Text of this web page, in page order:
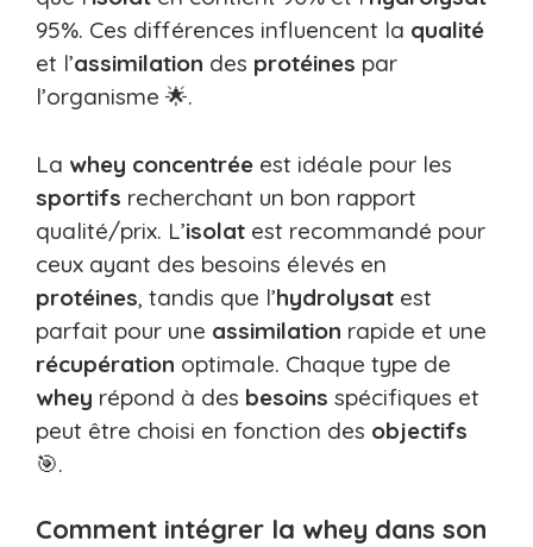
95%. Ces différences influencent la qualité
et l’assimilation des protéines par
l’organisme 🌟.
La whey concentrée est idéale pour les
sportifs recherchant un bon rapport
qualité/prix. L’isolat est recommandé pour
ceux ayant des besoins élevés en
protéines, tandis que l’hydrolysat est
parfait pour une assimilation rapide et une
récupération optimale. Chaque type de
whey répond à des besoins spécifiques et
peut être choisi en fonction des objectifs
🎯.
Comment intégrer la whey dans son